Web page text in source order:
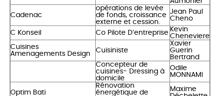
Cadenac
opérations de levée
de fonds, croissance
externe et cession.
Jean Paul
Cheno
C Konseil Co Pilote D’entreprise Kevin
Cheneviere
Cuisines
Amenagements Design
Cuisiniste
Xavier
Guerin
Bertrand
Concepteur de
cuisines- Dressing à
domicile
Odile
MONNAMI
Optim Bati
Rénovation
énergétique de
Maxime